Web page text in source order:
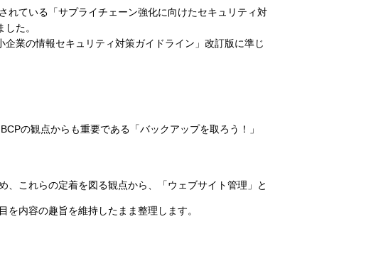
れている「サプライチェーン強化に向けたセキュリティ対
た。
業の情報セキュリティ対策ガイドライン」改訂版に準じ
の観点からも重要である「バックアップを取ろう！」
これらの定着を図る観点から、「ウェブサイト管理」と
を内容の趣旨を維持したまま整理します。